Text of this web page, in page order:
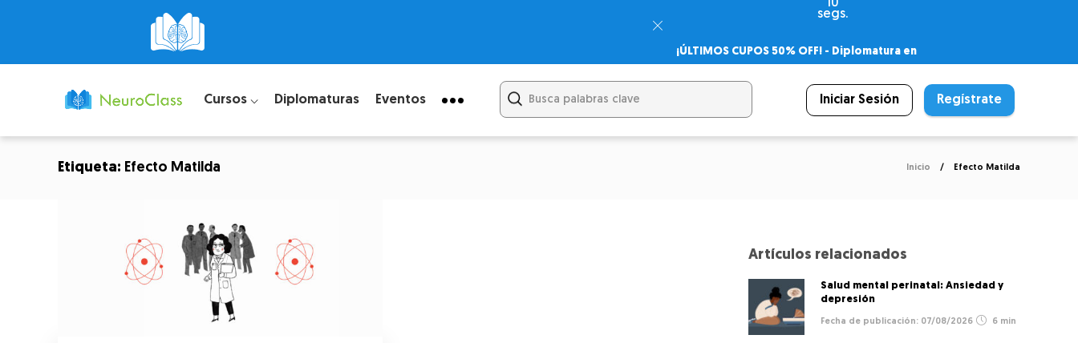
10
segs.
¡ÚLTIMOS CUPOS 50% OFF! - Diplomatura en
– Certificado Universitario
Cursos ⌵ Diplomaturas Eventos Iniciar Sesión Regístrate
Etiqueta: Efecto Matilda Inicio Efecto Matilda
Artículos relacionados
Salud mental perinatal: Ansiedad y
depresión
07/08/2026 6 min